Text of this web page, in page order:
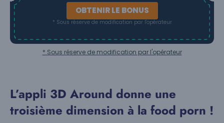
OBTENIR LE BONUS
* Sous réserve de modification par l'opérateur
* Sous réserve de modification par l'opérateur
L’appli 3D Around donne une
troisième dimension à la food porn !